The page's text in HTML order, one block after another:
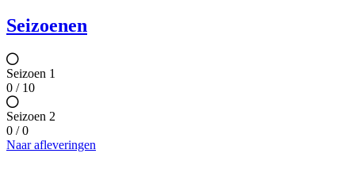
Seizoenen
Seizoen 1
0 / 10
Seizoen 2
0 / 0
Naar afleveringen